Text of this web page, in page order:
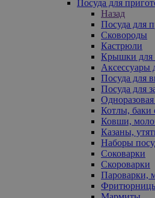
Посуда для
Назад
Посуда для
Сковороды
Кастрюли
Крышки для
Аксессуары
Посуда для
Посуда для
Котлы, баки
Ковши,
Казаны,
Наборы
Соковарки
Скороварки
Пароварки,